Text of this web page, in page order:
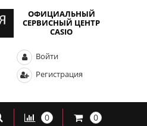
ОФИЦИАЛЬНЫЙ
СЕРВИСНЫЙ ЦЕНТР
CASIO
Войти
Регистрация
0 0